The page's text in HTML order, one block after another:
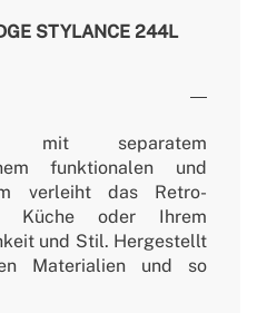
STYLANCE 244L
mit separatem
funktionalen und
verleiht das Retro-
Küche oder Ihrem
und Stil. Hergestellt
Materialien und so